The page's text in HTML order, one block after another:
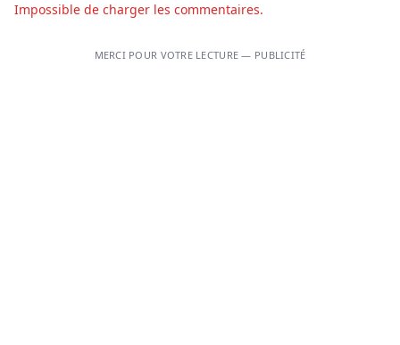
Impossible de charger les commentaires.
MERCI POUR VOTRE LECTURE — PUBLICITÉ